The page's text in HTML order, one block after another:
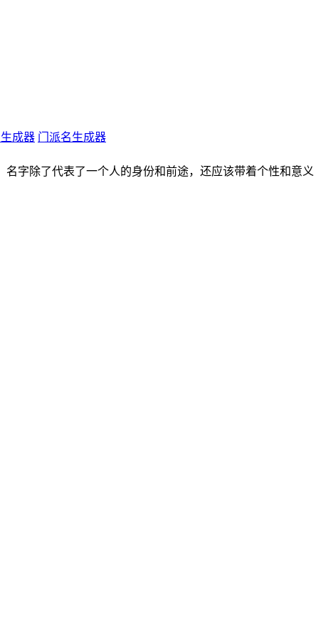
成器 门派名生成器
字除了代表了一个人的身份和前途，还应该带着个性和意义